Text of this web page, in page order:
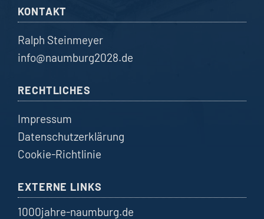
KONTAKT
Ralph Steinmeyer
info@naumburg2028.de
RECHTLICHES
Impressum
Datenschutzerklärung
Cookie-Richtlinie
EXTERNE LINKS
1000jahre-naumburg.de